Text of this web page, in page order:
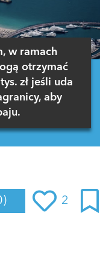
w ramach
otrzymać
zł jeśli uda
aby
2